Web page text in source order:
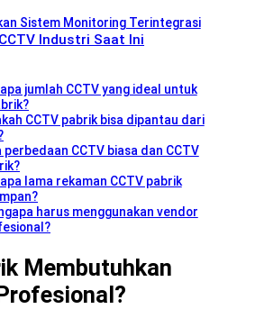
Sistem Monitoring Terintegrasi
Industri Saat Ini
jumlah CCTV yang ideal untuk
CCTV pabrik bisa dipantau dari
perbedaan CCTV biasa dan CCTV
lama rekaman CCTV pabrik
harus menggunakan vendor
Membutuhkan